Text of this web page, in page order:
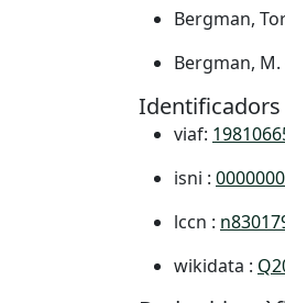
Bergman,
Bergman,
Identificadors
viaf:
isni :
lccn :
wikidata :